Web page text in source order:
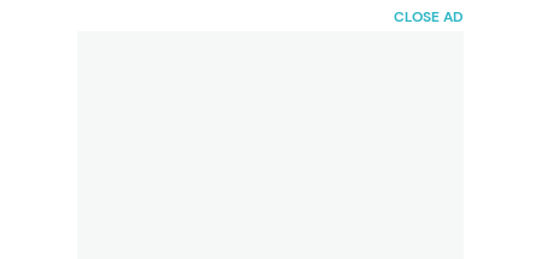
CLOSE AD